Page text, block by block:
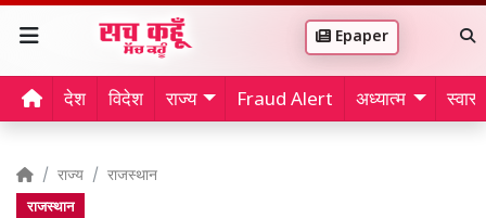
Epaper
देश विदेश राज्य Fraud Alert अध्यात्म
राज्य राजस्थान
राजस्थान